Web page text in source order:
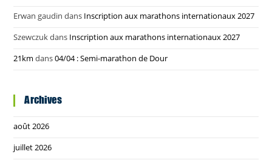
Erwan gaudin dans Inscription aux marathons internationaux 2027
Szewczuk dans Inscription aux marathons internationaux 2027
21km dans04/04 : Semi-marathon de Dour
Archives
août 2026
juillet 2026